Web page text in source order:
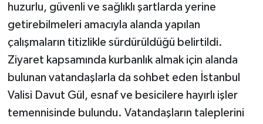
huzurlu, güvenli ve sağlıklı şartlarda yerine
getirebilmeleri amacıyla alanda yapılan
çalışmaların titizlikle sürdürüldüğü belirtildi.
Ziyaret kapsamında kurbanlık almak için alanda
bulunan vatandaşlarla da sohbet eden İstanbul
Valisi Davut Gül, esnaf ve besicilere hayırlı işler
temennisinde bulundu. Vatandaşların taleplerini